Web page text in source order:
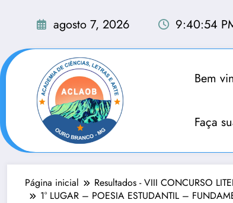
conteúdo
agosto 7, 2026 9:40:55
Bem
Faça
Página inicial
Resultados - VIII CONCURSO
1° LUGAR – POESIA ESTUDANTIL –